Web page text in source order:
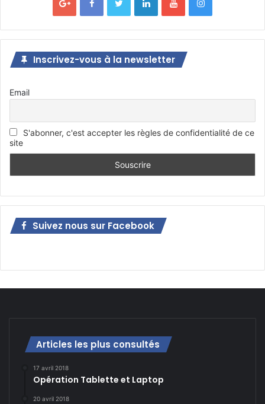
Inscrivez-vous à la newsletter
Email
S'abonner, c'est accepter les règles de confidentialité de ce
site
Suivez nous sur Facebook
Articles les plus consultés
17 avril 2018
Opération Tablette et Laptop
20 avril 2018